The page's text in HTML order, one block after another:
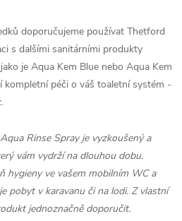
doporučujeme používat Thetford
s dalšími sanitárními produkty
je Aqua Kem Blue nebo Aqua Kem
kompletní péči o váš toaletní systém -
Rinse Spray je vyzkoušený a
vám vydrží na dlouhou dobu.
hygieny ve vašem mobilním WC a
pobyt v karavanu či na lodi. Z vlastní
jednoznačně doporučit.